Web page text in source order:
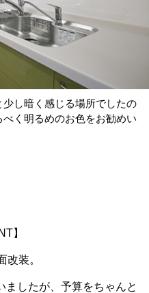
し暗く感じる場所でしたの
く明るめのお色をお勧めい
】
改装。
ましたが、予算をちゃんと